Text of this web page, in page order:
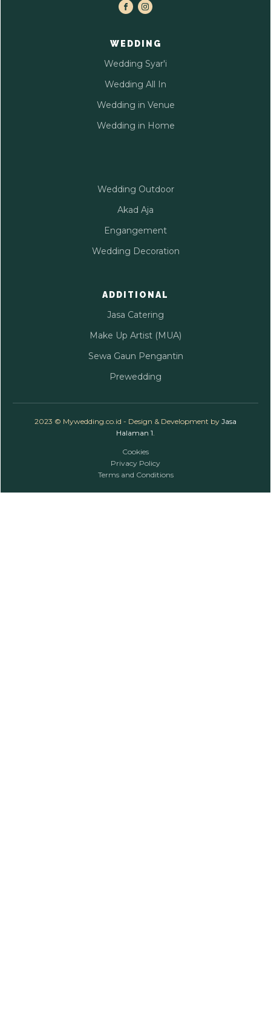
WEDDING
Wedding Syar'i
Wedding All In
Wedding in Venue
Wedding in Home
Wedding Outdoor
Akad Aja
Engangement
Wedding Decoration
ADDITIONAL
Jasa Catering
Make Up Artist (MUA)
Sewa Gaun Pengantin
Prewedding
2023 © Mywedding.co.id - Design & Development by Jasa
Halaman 1
Cookies
Privacy Policy
Terms and Conditions